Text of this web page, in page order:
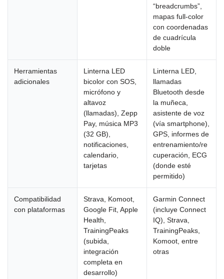
“breadcrumbs”,
mapas full-color
con coordenadas
de cuadrícula
doble
Herramientas
adicionales
Linterna LED
bicolor con SOS,
micrófono y
altavoz
(llamadas), Zepp
Pay, música MP3
(32 GB),
notificaciones,
calendario,
tarjetas
Linterna LED,
llamadas
Bluetooth desde
la muñeca,
asistente de voz
(vía smartphone),
GPS, informes de
entrenamiento/re
cuperación, ECG
(donde esté
permitido)
Compatibilidad
con plataformas
Strava, Komoot,
Google Fit, Apple
Health,
TrainingPeaks
(subida,
integración
completa en
desarrollo)
Garmin Connect
(incluye Connect
IQ), Strava,
TrainingPeaks,
Komoot, entre
otras